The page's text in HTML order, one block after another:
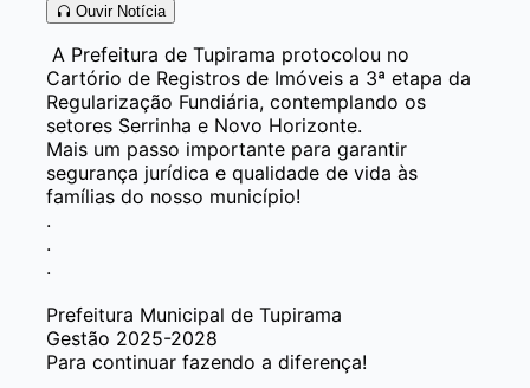
Ouvir Notícia
A Prefeitura de Tupirama protocolou no
Cartório de Registros de Imóveis a 3ª etapa da
Regularização Fundiária, contemplando os
setores Serrinha e Novo Horizonte.
Mais um passo importante para garantir
segurança jurídica e qualidade de vida às
famílias do nosso município!
.
.
.
Prefeitura Municipal de Tupirama
Gestão 2025-2028
Para continuar fazendo a diferença!